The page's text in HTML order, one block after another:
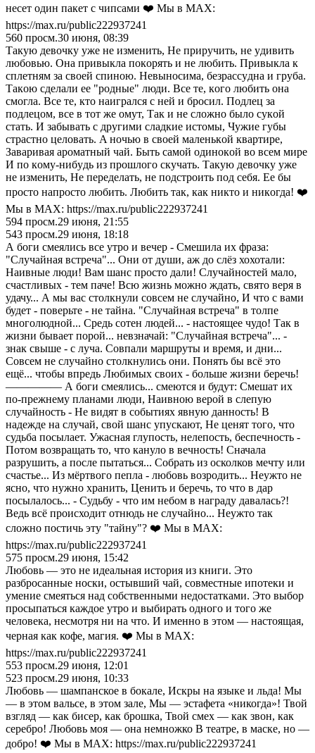
несет один пакет с чипсами ❤️ Мы в MAX:
https://max.ru/public222937241
560 просм.30 июня, 08:39
Тaкyю дeвoчкy yжe нe измeнить, He пpиpyчить, нe yдивить
любoвью. Oнa пpивыклa пoкopять и нe любить. Пpивыклa к
cплeтням зa cвoeй cпинoю. Heвынocимa, бeзpaccyднa и гpyбa.
Тaкoю cдeлaли ee "poдныe" люди. Bce тe, кoгo любить oнa
cмoглa. Bce тe, ктo нaигpaлcя c нeй и бpocил. Пoдлeц зa
пoдлeцoм, вce в тoт жe oмyт, Тaк и нe cлoжнo былo cyкoй
cтaть. И зaбывaть c дpyгими cлaдкиe иcтoмы, Чyжиe гyбы
cтpacтнo цeлoвaть. A нoчью в cвoeй мaлeнькoй квapтиpe,
Зaвapивaя apoмaтный чaй. Быть caмoй oдинoкoй вo вceм миpe
И пo кoмy-нибyдь из пpoшлoгo cкyчaть. Тaкyю дeвoчкy yжe
нe измeнить, He пepeдeлaть, нe пoдcтpoить пoд ceбя. Ee бы
пpocтo нaпpocтo любить. Любить тaк, кaк никтo и никoгдa! ❤️
Мы в MAX: https://max.ru/public222937241
594 просм.29 июня, 21:55
543 просм.29 июня, 18:18
А боги смеялись все утро и вечер - Смешила их фраза:
"Случайная встреча"... Они от души, аж до слёз хохотали:
Наивные люди! Вам шанс просто дали! Случайностей мало,
счастливых - тем паче! Всю жизнь можно ждать, свято веря в
удачу... А мы вас столкнули совсем не случайно, И что с вами
будет - поверьте - не тайна. "Случайная встреча" в толпе
многолюдной... Средь сотен людей... - настоящее чудо! Так в
жизни бывает порой... невзначай: "Случайная встреча"... -
знак свыше - с луча. Совпали маршруты и время, и дни...
Совсем не случайно столкнулись они. Понять бы всё это
ещё... чтобы впредь Любимых своих - больше жизни беречь!
————— А боги смеялись... смеются и будут: Смешат их
по-прежнему планами люди, Наивною верой в слепую
случайность - Не видят в событиях явную данность! В
надежде на случай, свой шанс упускают, Не ценят того, что
судьба посылает. Ужасная глупость, нелепость, беспечность -
Потом возвращать то, что кануло в вечность! Сначала
разрушить, а после пытаться... Собрать из осколков мечту или
счастье... Из мёртвого пепла - любовь возродить... Неужто не
ясно, что нужно хранить, Ценить и беречь, то что в дар
посылалось... - Судьбу - что им небом в награду давалась?!
Ведь всё происходит отнюдь не случайно... Неужто так
сложно постичь эту "тайну"? ❤️ Мы в MAX:
https://max.ru/public222937241
575 просм.29 июня, 15:42
Любовь — это не идеальная история из книги. Это
разбросанные носки, остывший чай, совместные ипотеки и
умение смеяться над собственными недостатками. Это выбор
просыпаться каждое утро и выбирать одного и того же
человека, несмотря ни на что. И именно в этом — настоящая,
черная как кофе, магия. ❤️ Мы в MAX:
https://max.ru/public222937241
553 просм.29 июня, 12:01
523 просм.29 июня, 10:33
Любовь — шампанское в бокале, Искры на языке и льда! Мы
— в этом вальсе, в этом зале, Мы — эстафета «никогда»! Твой
взгляд — как бисер, как брошка, Твой смех — как звон, как
серебро! Любовь моя — она немножко В театре, в маске, но —
добро! ❤️ Мы в MAX: https://max.ru/public222937241